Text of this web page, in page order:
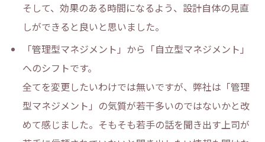
そして、効果のある時間になるよう、設計自体の見直
しができると良いと思いました。
「管理型マネジメント」から「自立型マネジメント」
へのシフトです。
全てを変更したいわけでは無いですが、弊社は「管理
型マネジメント」の気質が若干多いのではないかと改
めて感じました。そもそも若手の話を聞き出す上司が